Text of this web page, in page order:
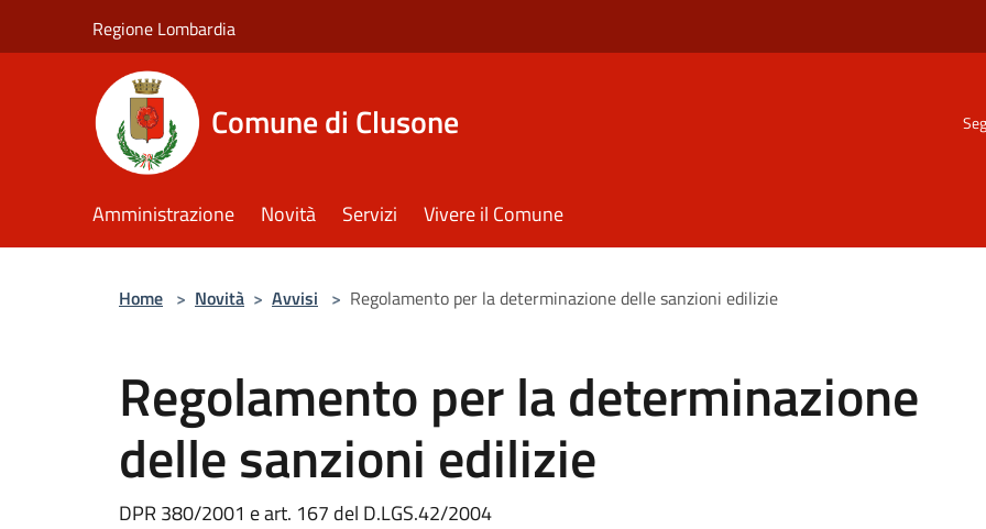
Regione Lombardia
Comune di Clusone
Amministrazione Novità Servizi Vivere il Comune
Home > Novità > Avvisi > Regolamento per la determinazione delle sanzioni edilizie
Regolamento per la determinazione
delle sanzioni edilizie
DPR 380/2001 e art. 167 del D.LGS.42/2004